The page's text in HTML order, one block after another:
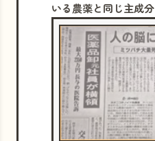
いる農薬と同じ主成分